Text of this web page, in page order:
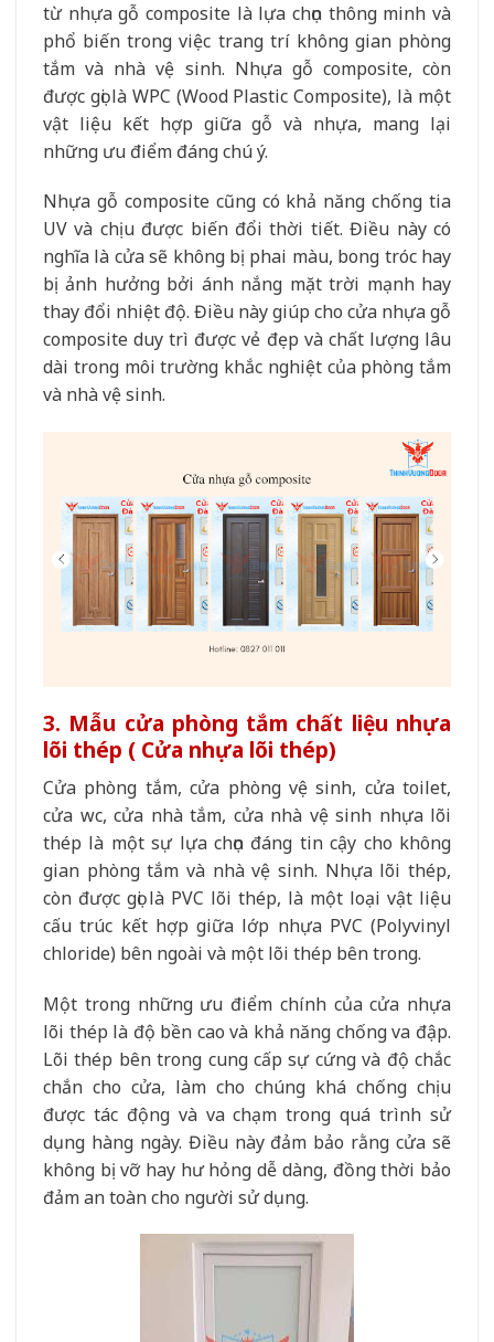
từ nhựa gỗ composite là lựa chọn thông minh và
phổ biến trong việc trang trí không gian phòng
tắm và nhà vệ sinh. Nhựa gỗ composite, còn
được gọi là WPC (Wood Plastic Composite), là một
vật liệu kết hợp giữa gỗ và nhựa, mang lại
những ưu điểm đáng chú ý.
Nhựa gỗ composite cũng có khả năng chống tia
UV và chịu được biến đổi thời tiết. Điều này có
nghĩa là cửa sẽ không bị phai màu, bong tróc hay
bị ảnh hưởng bởi ánh nắng mặt trời mạnh hay
thay đổi nhiệt độ. Điều này giúp cho cửa nhựa gỗ
composite duy trì được vẻ đẹp và chất lượng lâu
dài trong môi trường khắc nghiệt của phòng tắm
và nhà vệ sinh.
3. Mẫu cửa phòng tắm chất liệu nhựa
lõi thép ( Cửa nhựa lõi thép)
Cửa phòng tắm, cửa phòng vệ sinh, cửa toilet,
cửa wc, cửa nhà tắm, cửa nhà vệ sinh nhựa lõi
thép là một sự lựa chọn đáng tin cậy cho không
gian phòng tắm và nhà vệ sinh. Nhựa lõi thép,
còn được gọi là PVC lõi thép, là một loại vật liệu
cấu trúc kết hợp giữa lớp nhựa PVC (Polyvinyl
chloride) bên ngoài và một lõi thép bên trong.
Một trong những ưu điểm chính của cửa nhựa
lõi thép là độ bền cao và khả năng chống va đập.
Lõi thép bên trong cung cấp sự cứng và độ chắc
chắn cho cửa, làm cho chúng khá chống chịu
được tác động và va chạm trong quá trình sử
dụng hàng ngày. Điều này đảm bảo rằng cửa sẽ
không bị vỡ hay hư hỏng dễ dàng, đồng thời bảo
đảm an toàn cho người sử dụng.